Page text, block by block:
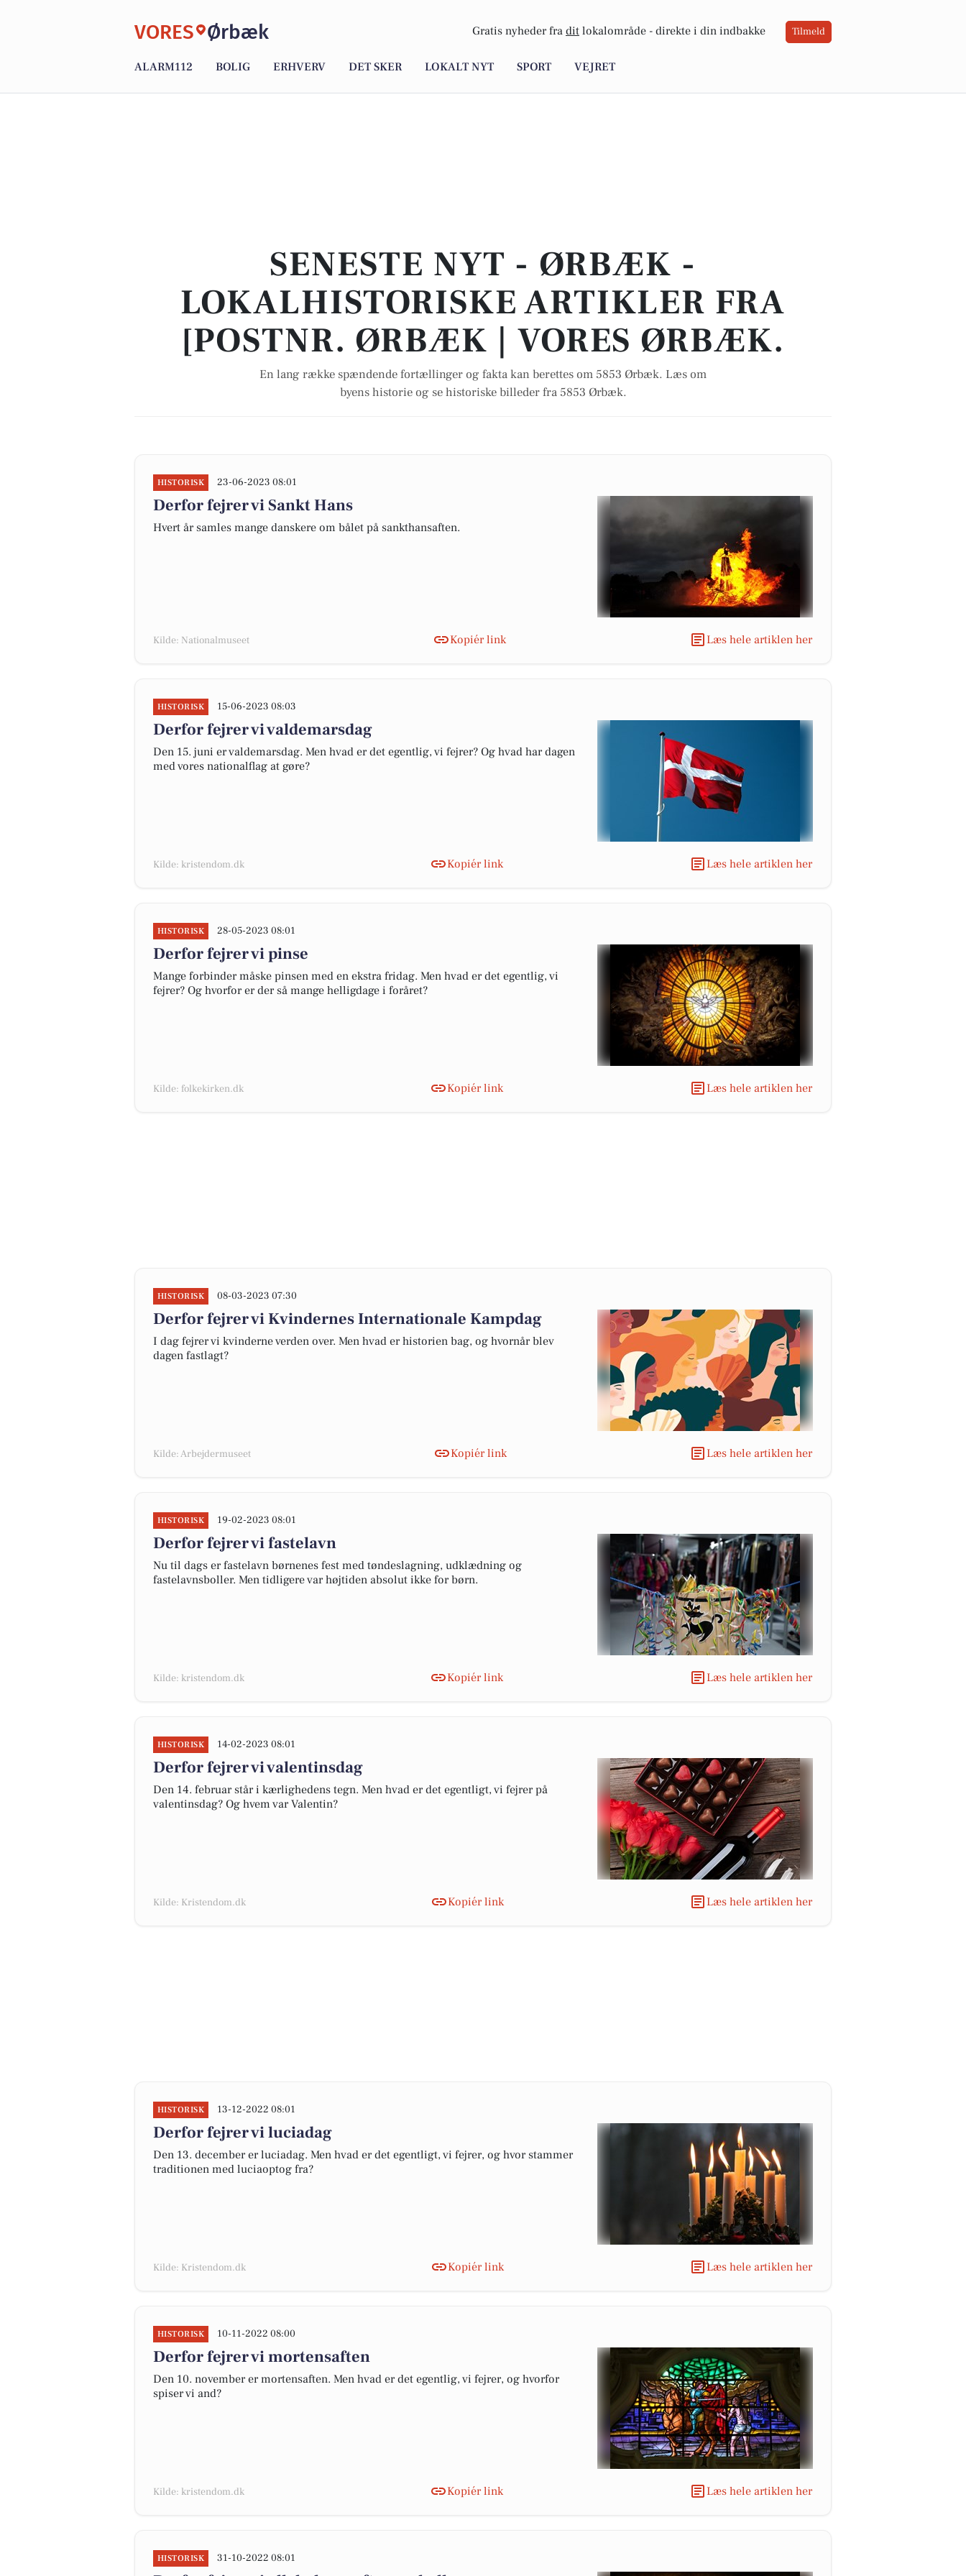
VORES Ørbæk Gratis nyheder fra dit lokalområde - direkte i din indbakke Tilmeld
ALARM112 BOLIG ERHVERV DET SKER LOKALT NYT SPORT VEJRET
SENESTE NYT - ØRBÆK -
LOKALHISTORISKE ARTIKLER FRA
[POSTNR. ØRBÆK | VORES ØRBÆK.
En lang række spændende fortællinger og fakta kan berettes om 5853 Ørbæk. Læs om
byens historie og se historiske billeder fra 5853 Ørbæk.
HISTORISK 23-06-2023 08:01
Derfor fejrer vi Sankt Hans
Hvert år samles mange danskere om bålet på sankthansaften.
Kilde: Nationalmuseet Kopiér link Læs hele artiklen her
HISTORISK 15-06-2023 08:03
Derfor fejrer vi valdemarsdag
Den 15. juni er valdemarsdag. Men hvad er det egentlig, vi fejrer? Og hvad har dagen
med vores nationalflag at gøre?
Kilde: kristendom.dk Kopiér link Læs hele artiklen her
HISTORISK 28-05-2023 08:01
Derfor fejrer vi pinse
Mange forbinder måske pinsen med en ekstra fridag. Men hvad er det egentlig, vi
fejrer? Og hvorfor er der så mange helligdage i foråret?
Kilde: folkekirken.dk Kopiér link Læs hele artiklen her
HISTORISK 08-03-2023 07:30
Derfor fejrer vi Kvindernes Internationale Kampdag
I dag fejrer vi kvinderne verden over. Men hvad er historien bag, og hvornår blev
dagen fastlagt?
Kilde: Arbejdermuseet Kopiér link Læs hele artiklen her
HISTORISK 19-02-2023 08:01
Derfor fejrer vi fastelavn
Nu til dags er fastelavn børnenes fest med tøndeslagning, udklædning og
fastelavnsboller. Men tidligere var højtiden absolut ikke for børn.
Kilde: kristendom.dk Kopiér link Læs hele artiklen her
HISTORISK 14-02-2023 08:01
Derfor fejrer vi valentinsdag
Den 14. februar står i kærlighedens tegn. Men hvad er det egentligt, vi fejrer på
valentinsdag? Og hvem var Valentin?
Kilde: Kristendom.dk Kopiér link Læs hele artiklen her
HISTORISK 13-12-2022 08:01
Derfor fejrer vi luciadag
Den 13. december er luciadag. Men hvad er det egentligt, vi fejrer, og hvor stammer
traditionen med luciaoptog fra?
Kilde: Kristendom.dk Kopiér link Læs hele artiklen her
HISTORISK 10-11-2022 08:00
Derfor fejrer vi mortensaften
Den 10. november er mortensaften. Men hvad er det egentlig, vi fejrer, og hvorfor
spiser vi and?
Kilde: kristendom.dk Kopiér link Læs hele artiklen her
HISTORISK 31-10-2022 08:01